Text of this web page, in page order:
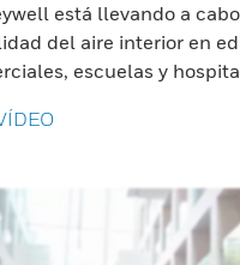
está llevando a
del aire interior en
escuelas y